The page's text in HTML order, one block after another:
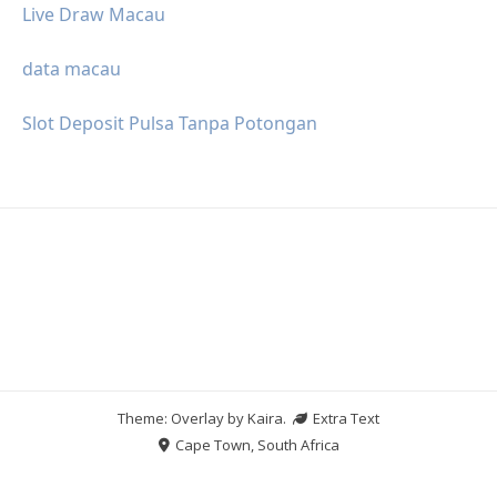
Live Draw Macau
data macau
Slot Deposit Pulsa Tanpa Potongan
Theme: Overlay byKaira.
Extra Text
Cape Town, South Africa